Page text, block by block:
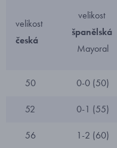
velikost
česká
velikost
španělská
Mayoral
50 0-0 (50)
52 0-1 (55)
56 1-2 (60)